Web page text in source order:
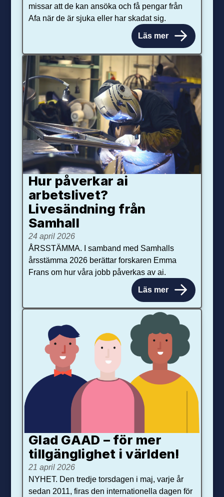
missar att de kan ansöka och få pengar från
Afa när de är sjuka eller har skadat sig.
Läs mer
Hur påverkar ai
arbetslivet?
Livesändning från
Samhall
24 april 2026
ÅRSSTÄMMA. I samband med Samhalls
årsstämma 2026 berättar forskaren Emma
Frans om hur våra jobb påverkas av ai.
Läs mer
Glad GAAD – för mer
tillgänglighet i världen!
21 april 2026
NYHET. Den tredje torsdagen i maj, varje år
sedan 2011, firas den internationella dagen för